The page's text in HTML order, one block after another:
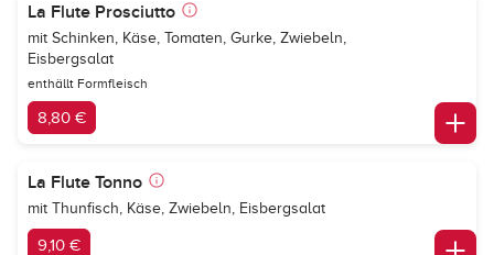
La Flute Prosciutto
mit Schinken, Käse, Tomaten, Gurke, Zwiebeln,
Eisbergsalat
enthällt Formfleisch
8,80 €
La Flute Tonno
mit Thunfisch, Käse, Zwiebeln, Eisbergsalat
9,10 €